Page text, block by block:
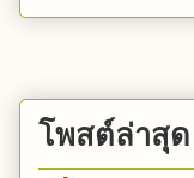
โพสต์ล่าสุด